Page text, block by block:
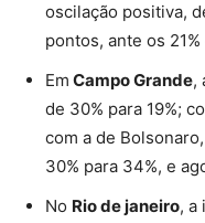
oscilação positiva,
pontos, ante os
Em Campo Grande,
de 30% para 19%;
com a de
30% para 34%, e
No Rio de janeiro, a